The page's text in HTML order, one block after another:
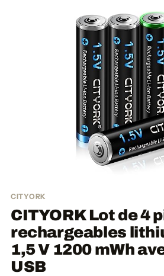
CITYORK
CITYORK Lot de 4
rechargeables
1,5 V 1200 mWh
USB